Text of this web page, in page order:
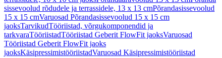
sissevoolud rõdudele ja terrassidele, 13 x 13 cmPõrandasissevoolud
15 x 15 cmVaruosad Põrandasissevoolud 15 x 15 cm
jaoksTarvikudTööriistad, võrgukomponendid ja
tarkvaraTööriistadTööriistad Geberit FlowFit jaoksVaruosad
Tööriistad Geberit FlowFit jaoks
jaoksKäsipressimistööriistadVaruosad Käsipressimistööriistad